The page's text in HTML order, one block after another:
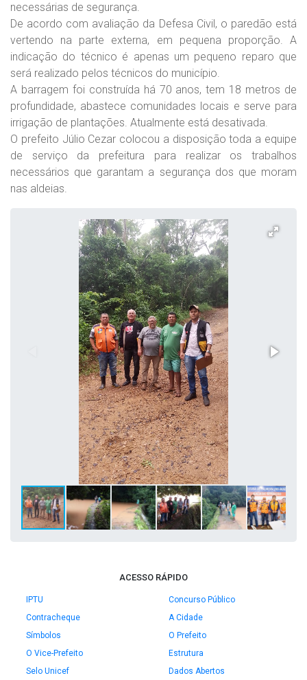
necessárias de segurança.
De acordo com avaliação da Defesa Civil, o paredão está
vertendo na parte externa, em pequena proporção. A
indicação do técnico é apenas um pequeno reparo que
será realizado pelos técnicos do município.
A barragem foi construída há 70 anos, tem 18 metros de
profundidade, abastece comunidades locais e serve para
irrigação de plantações. Atualmente está desativada.
O prefeito Júlio Cezar colocou a disposição toda a equipe
de serviço da prefeitura para realizar os trabalhos
necessários que garantam a segurança dos que moram
nas aldeias.
ACESSO RÁPIDO
IPTU
Concurso Público
Contracheque
A Cidade
Símbolos
O Prefeito
O Vice-Prefeito
Estrutura
Selo Unicef
Dados Abertos